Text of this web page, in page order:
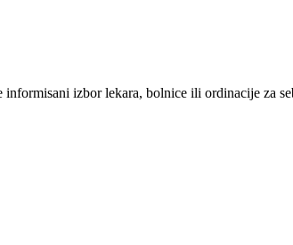
izbor lekara, bolnice ili ordinacije za